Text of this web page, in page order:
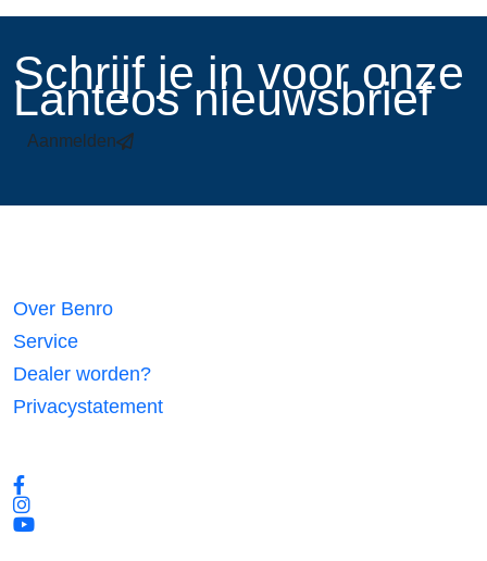
​Schrijf je in voor onze
Lanteos nieuwsbrief
Aanmelden
Over Benro
Service
Dealer worden?
Privacystatement